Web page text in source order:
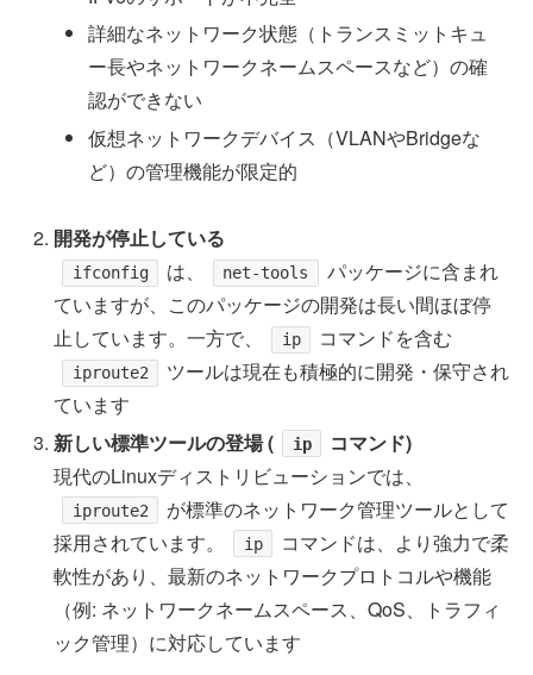
詳細なネットワーク状態（トランスミットキュ
ー長やネットワークネームスペースなど）の確
認ができない
仮想ネットワークデバイス（VLANやBridgeな
ど）の管理機能が限定的
開発が停止している
ifconfig は、 net-tools
パッケージに含まれ
ていますが、このパッケージの開発は長い間ほぼ停
止しています。一方で、
ip コマンドを含む
iproute2
ツールは現在も積極的に開発・保守され
ています
新しい標準ツールの登場 (
ip
コマンド)
現代のLinuxディストリビューションでは、
iproute2
が標準のネットワーク管理ツールとして
採用されています。
ip
コマンドは、より強力で柔
軟性があり、最新のネットワークプロトコルや機能
（例: ネットワークネームスペース、QoS、トラフィ
ック管理）に対応しています